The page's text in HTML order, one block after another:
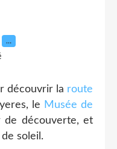
…
découvrir la route
le Musée de
de découverte, et
soleil.